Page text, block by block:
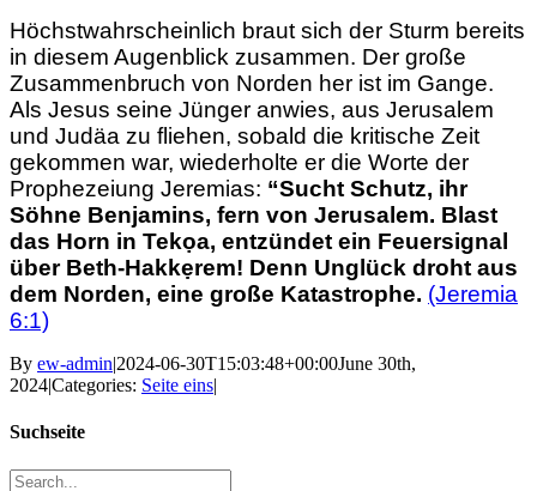
Höchstwahrscheinlich braut sich der Sturm bereits
in diesem Augenblick zusammen. Der große
Zusammenbruch von Norden her ist im Gange.
Als Jesus seine Jünger anwies, aus Jerusalem
und Judäa zu fliehen, sobald die kritische Zeit
gekommen war, wiederholte er die Worte der
Prophezeiung Jeremias: “Sucht Schutz, ihr
Söhne Benjamins, fern von Jerusalem. Blast
das Horn in Tekọa, entzündet ein Feuersignal
über Beth-Hakkẹrem! Denn Unglück droht aus
dem Norden, eine große Katastrophe. (Jeremia
6:1)
By ew-admin|2024-06-30T15:03:48+00:00June 30th,
2024|Categories: Seite eins|
Suchseite
Search